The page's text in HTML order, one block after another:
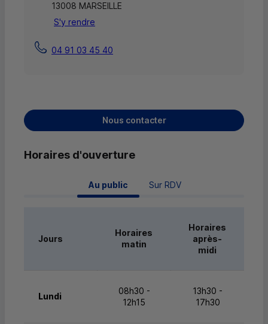
13008 MARSEILLE
S'y rendre
04 91 03 45 40
Nous contacter
Horaires d'ouverture
Au public Sur RDV
Jours
Horaires
matin
Horaires
après-
midi
Lundi
08h30 -
12h15
13h30 -
17h30